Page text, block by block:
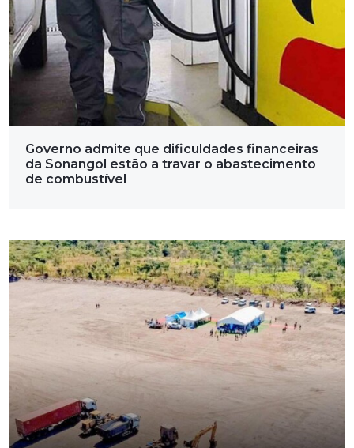
Governo admite que dificuldades financeiras
da Sonangol estão a travar o abastecimento
de combustível